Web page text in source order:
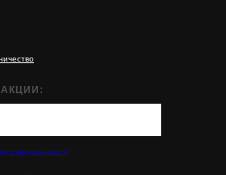
конфиденциальности